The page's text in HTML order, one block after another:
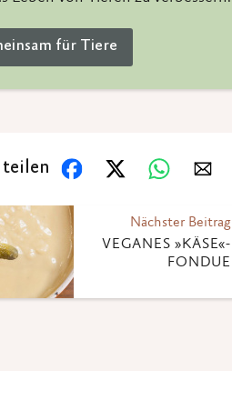
für Tiere
Nächster Beitrag
VEGANES »KÄSE«-
FONDUE